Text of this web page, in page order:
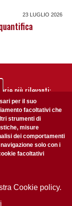
23 LUGLIO 2026
più rilevanti:
per il suo
facoltativi che
strumenti di
misure
dei comportamenti
solo con i
facoltativi
Cookie policy.